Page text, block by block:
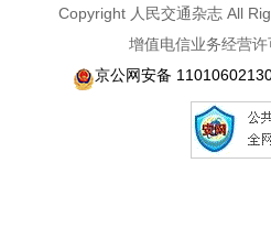
Copyright 人民交通杂志 All
增值电信业务经营
京公网安备